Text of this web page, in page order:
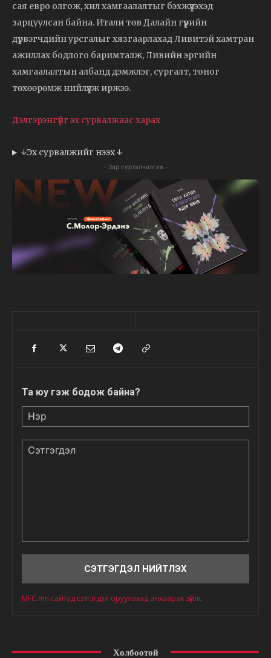
сая евро олгож, хил хамгаалалтыг бэхжүүлэхэд
зарцуулсан байна. Итали төв Далайн гүүрийн
дүрвэгчдийн урсгалыг хязгаарлахад Ливитэй хамтран
ажиллах бодлого баримталж, Ливийн эргийн
хамгаалалтын албанд дэмжлэг, сургалт, тоног
төхөөрөмж нийлүүлж иржээ.
Дэлгэрэнгүйг эх сурвалжаас харах
↓Эх сурвалжийг нээх ↓
- Зар сурталчилгаа -
Та юу гэж бодож байна?
MFC.mn сайтад сэтгэгдэл оруулахад анхаарах зүйлс
Холбоотой